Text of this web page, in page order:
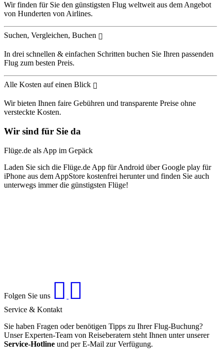
Wir finden für Sie den günstigsten Flug weltweit aus dem Angebot
von Hunderten von Airlines.
Suchen, Vergleichen, Buchen
In drei schnellen & einfachen Schritten buchen Sie Ihren passenden
Flug zum besten Preis.
Alle Kosten auf einen Blick
Wir bieten Ihnen faire Gebühren und transparente Preise ohne
versteckte Kosten.
Wir sind für Sie da
Flüge.de als App im Gepäck
Laden Sie sich die Flüge.de App für Android über Google play für
iPhone aus dem AppStore kostenfrei herunter und finden Sie auch
unterwegs immer die günstigsten Flüge!
Folgen Sie uns
Service & Kontakt
Sie haben Fragen oder benötigen Tipps zu Ihrer Flug-Buchung?
Unser Experten-Team von Reiseberatern steht Ihnen unter unserer
Service-Hotline und per E-Mail zur Verfügung.